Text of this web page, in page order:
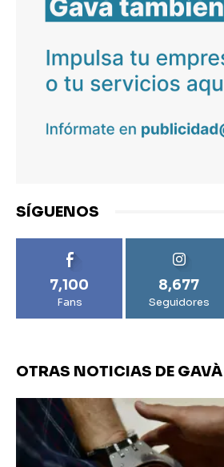
SÍGUENOS
7,100
Fans
8,677
Seguidores
OTRAS NOTICIAS DE GAVÀ